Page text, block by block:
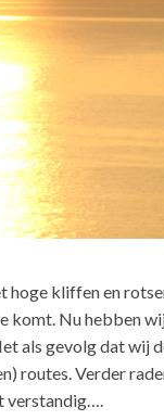
hoge kliffen en
komt. Nu hebben
als gevolg dat wij
routes. Verder